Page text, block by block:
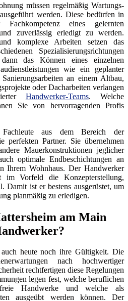
müssen regelmäßig Wartungs-
werden. Diese bedürfen in
eines gelernten
zuverlässig erledigt zu werden.
komplexe Arbeiten setzen das
Spezialisierungsrichtungen
das Können eines einzelnen
wie ein geplanter
an einem Altbau,
oder Dacharbeiten verlangen
Handwerker-Teams. Welche
Sie von hervorragenden Profis
aus dem Bereich der
perfekten Partner. Sie übernehmen
Mauerkonstruktionen jeglicher
optimale Endbeschichtungen an
Ihrem Wohnhaus. Der Handwerker
im Vorfeld die Konzepterstellung,
Damit ist er bestens ausgerüstet, um
planmäßig zu erledigen.
am Main
heute noch ihre Gültigkeit. Die
nach hochwertiger
rechtfertigen diese Regelungen
legen fest, welche beruflichen
Handwerke und welche als
ausgeübt werden können. Der